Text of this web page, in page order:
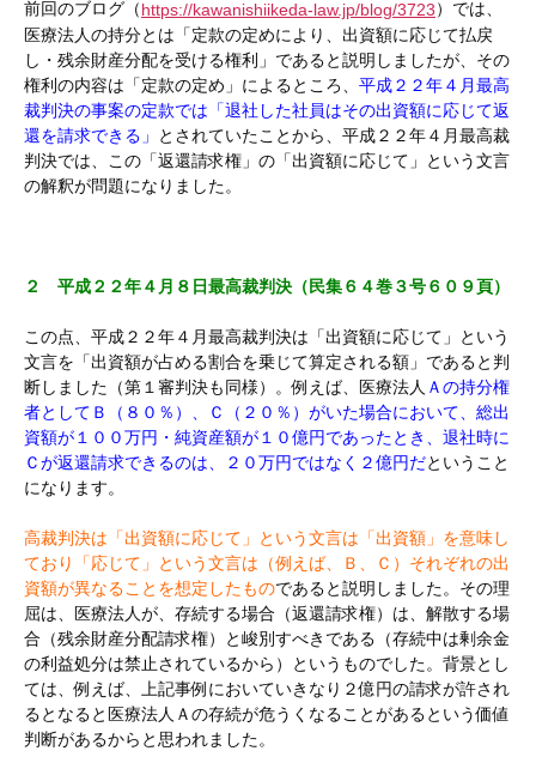
前回のブログ（https://kawanishiikeda-law.jp/blog/3723）では、
医療法人の持分とは「定款の定めにより、出資額に応じて払戻
し・残余財産分配を受ける権利」であると説明しましたが、その
権利の内容は「定款の定め」によるところ、 平成２２年４月最高
裁判決の事案の定款では「退社した社員はその出資額に応じて返
還を請求できる」
とされていたことから、平成２２年４月最高裁
判決では、この「返還請求権」の「出資額に応じて」という文言
の解釈が問題になりました。
２ 平成２２年４月８日最高裁判決（民集６４巻３号６０９頁）
この点、平成２２年４月最高裁判決は「出資額に応じて」という
文言を「出資額が占める割合を乗じて算定される額」であると判
断しました（第１審判決も同様）。例えば、医療法人 Ａの持分権
者としてＢ（８０％）、Ｃ（２０％）がいた場合において、総出
資額が１００万円・純資産額が１０億円であったとき、退社時に
Ｃが返還請求できるのは、２０万円ではなく２億円だということ
になります。
高裁判決は「出資額に応じて」という文言は「出資額」を意味し
ており「応じて」という文言は（例えば、Ｂ、Ｃ）それぞれの出
資額が異なることを想定したものであると説明しました。その理
屈は、医療法人が、存続する場合（返還請求権）は、解散する場
合（残余財産分配請求権）と峻別すべきである（存続中は剰余金
の利益処分は禁止されているから）というものでした。背景とし
ては、例えば、上記事例においていきなり２億円の請求が許され
るとなると医療法人Ａの存続が危うくなることがあるという価値
判断があるからと思われました。